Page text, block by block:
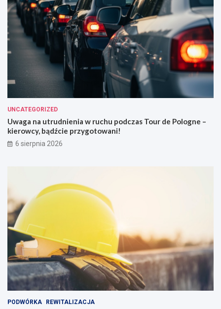
UNCATEGORIZED
Uwaga na utrudnienia w ruchu podczas Tour de Pologne –
kierowcy, bądźcie przygotowani!
6 sierpnia 2026
PODWÓRKA REWITALIZACJA